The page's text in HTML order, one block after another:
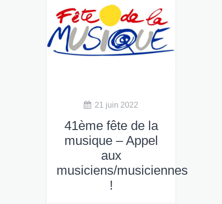
en prévente, 15€ sur place
21 juin 2022
41ème fête de la
musique – Appel
aux
musiciens/musiciennes
!